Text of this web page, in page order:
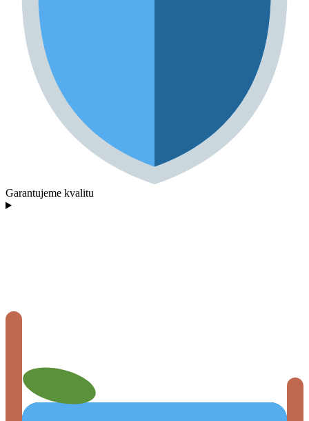
Garantujeme kvalitu